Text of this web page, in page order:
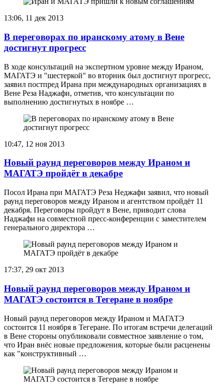
13:06, 11 дек 2013
В переговорах по иранскому атому в Вене
достигнут прогресс
В ходе консультаций на экспертном уровне между Ираном,
МАГАТЭ и "шестеркой" во вторник был достигнут прогресс,
заявил постпред Ирана при международных организациях в
Вене Реза Наджафи, отметив, что консультации по
выполнению достигнутых в ноябре …
10:47, 12 ноя 2013
Новый раунд переговоров между Ираном и
МАГАТЭ пройдёт в декабре
Посол Ирана при МАГАТЭ Реза Неджафи заявил, что новый
раунд переговоров между Ираном и агентством пройдёт 11
декабря. Переговоры пройдут в Вене, приводит слова
Наджафи на совместной пресс-конференции с заместителем
генерального директора …
17:37, 29 окт 2013
Новый раунд переговоров между Ираном и
МАГАТЭ состоится в Тегеране в ноябре
Новый раунд переговоров между Ираном и МАГАТЭ
состоится 11 ноября в Тегеране. По итогам встречи делегаций
в Вене стороны опубликовали совместное заявление о том,
что Иран внёс новые предложения, которые были расценены
как "конструктивный …